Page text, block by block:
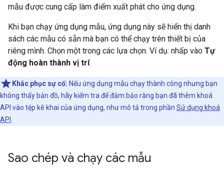
mẫu được cung cấp làm điểm xuất phát cho ứng dụng.
Khi bạn chạy ứng dụng mẫu, ứng dụng này sẽ hiển thị danh
sách các mẫu có sẵn mà bạn có thể chạy trên thiết bị của
riêng mình. Chọn một trong các lựa chọn. Ví dụ: nhấp vào Tự
động hoàn thành vị trí.
Khắc phục sự cố: Nếu ứng dụng mẫu chạy thành công nhưng bạn
không thấy bản đồ, hãy kiểm tra để đảm bảo rằng bạn đã thêm khoá
API vào tệp kê khai của ứng dụng, như mô tả trong phần Sử dụng khoá
API
Sao chép và chạy các mẫu